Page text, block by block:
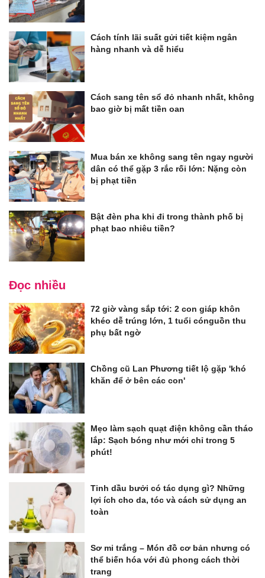
Cách tính lãi suất gửi tiết kiệm ngân
hàng nhanh và dễ hiểu
Cách sang tên sổ đỏ nhanh nhất, không
bao giờ bị mất tiền oan
Mua bán xe không sang tên ngay người
dân có thể gặp 3 rắc rối lớn: Nặng còn
bị phạt tiền
Bật đèn pha khi đi trong thành phố bị
phạt bao nhiêu tiền?
Đọc nhiều
72 giờ vàng sắp tới: 2 con giáp khôn
khéo dễ trúng lớn, 1 tuổi cónguồn thu
phụ bất ngờ
Chồng cũ Lan Phương tiết lộ gặp 'khó
khăn để ở bên các con'
Mẹo làm sạch quạt điện không cần tháo
lắp: Sạch bóng như mới chỉ trong 5
phút!
Tinh dầu bưởi có tác dụng gì? Những
lợi ích cho da, tóc và cách sử dụng an
toàn
Sơ mi trắng – Món đồ cơ bản nhưng có
thể biến hóa với đủ phong cách thời
trang